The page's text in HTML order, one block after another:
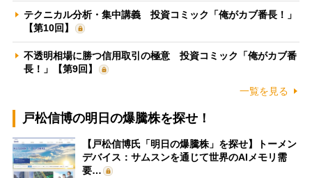
テクニカル分析・集中講義 投資コミック「俺がカブ番長！」
【第10回】
不透明相場に勝つ信用取引の極意 投資コミック「俺がカブ番
長！」【第9回】
一覧を見る
戸松信博の明日の爆騰株を探せ！
【戸松信博氏「明日の爆騰株」を探せ】トーメン
デバイス：サムスンを通じて世界のAIメモリ需
要…